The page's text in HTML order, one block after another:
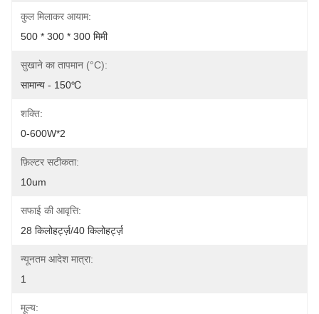
कुल मिलाकर आयाम:
500 * 300 * 300 मिमी
सुखाने का तापमान (°C):
सामान्य - 150℃
शक्ति:
0-600W*2
फ़िल्टर सटीकता:
10um
सफाई की आवृत्ति:
28 किलोहर्ट्ज़/40 किलोहर्ट्ज़
न्यूनतम आदेश मात्रा:
1
मूल्य: